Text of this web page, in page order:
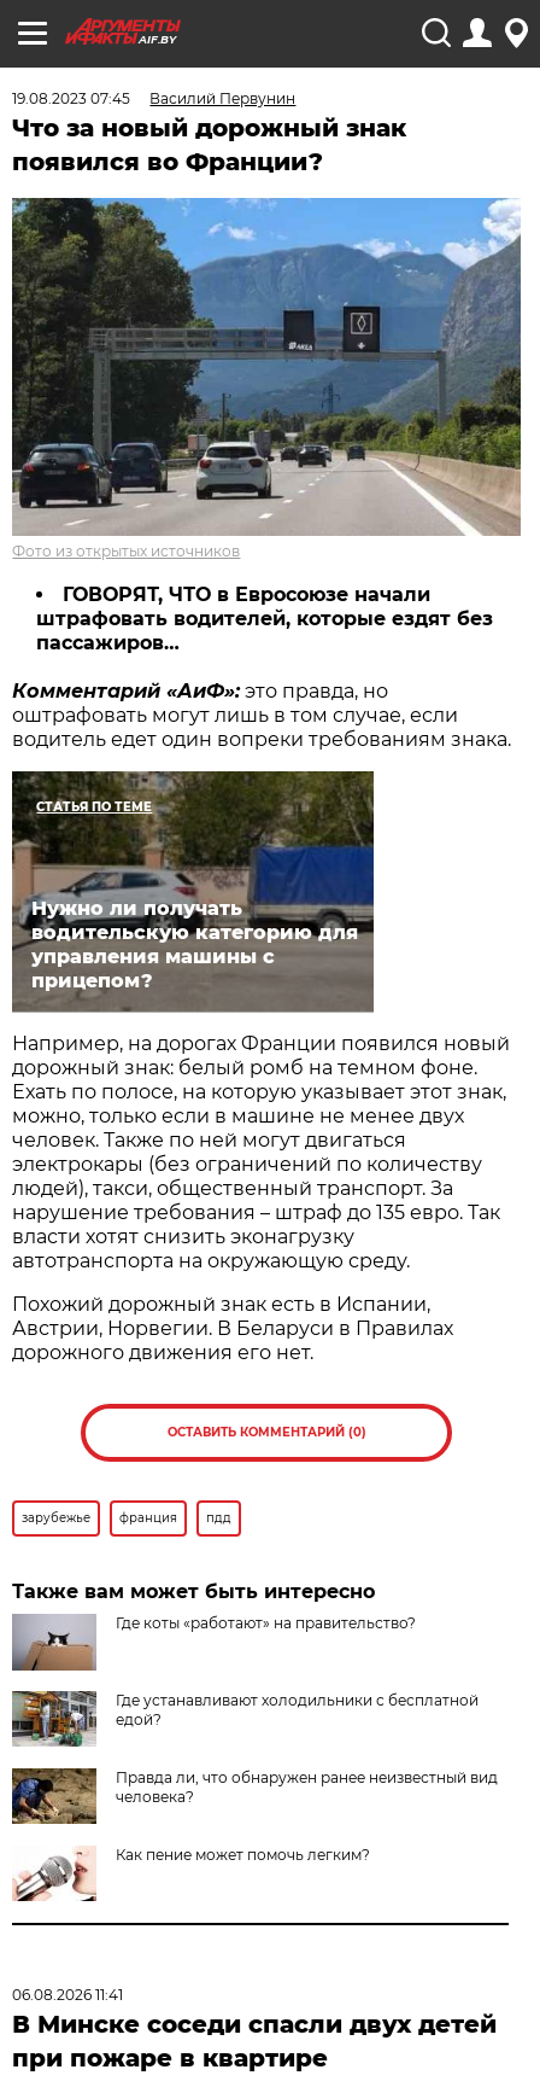
AIF.BY
19.08.2023 07:45 Василий Первунин
Что за новый дорожный знак
появился во Франции?
Фото из открытых источников
ГОВОРЯТ, ЧТО в Евросоюзе начали
штрафовать водителей, которые ездят без
пассажиров…
Комментарий «АиФ»:это правда, но
оштрафовать могут лишь в том случае, если
водитель едет один вопреки требованиям знака.
СТАТЬЯ ПО ТЕМЕ
Нужно ли получать
водительскую категорию для
управления машины с
прицепом?
Например, на дорогах Франции появился новый
дорожный знак: белый ромб на темном фоне.
Ехать по полосе, на которую указывает этот знак,
можно, только если в машине не менее двух
человек. Также по ней могут двигаться
электрокары (без ограничений по количеству
людей), такси, общественный транспорт. За
нарушение требования – штраф до 135 евро. Так
власти хотят снизить эконагрузку
автотранспорта на окружающую среду.
Похожий дорожный знак есть в Испании,
Австрии, Норвегии. В Беларуси в Правилах
дорожного движения его нет.
ОСТАВИТЬ КОММЕНТАРИЙ (0)
зарубежье франция пдд
Также вам может быть интересно
Где коты «работают» на правительство?
Где устанавливают холодильники с бесплатной
едой?
Правда ли, что обнаружен ранее неизвестный вид
человека?
Как пение может помочь легким?
06.08.2026 11:41
В Минске соседи спасли двух детей
при пожаре в квартире